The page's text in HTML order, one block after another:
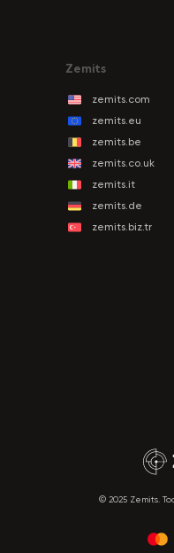
zemits.com
zemits.eu
zemits.be
zemits.co.uk
zemits.it
zemits.de
zemits.biz.tr
Zemits
© 2025 Zemits.